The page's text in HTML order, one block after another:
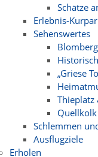
Schätze
Erlebnis-
Sehenswertes
Blomberg
„Griese
Thieplatz
Schlemmen
Ausflugziele
Erholen